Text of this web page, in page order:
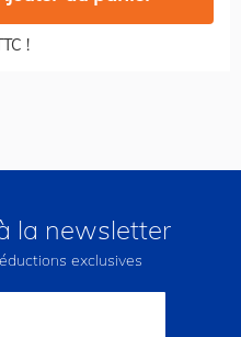
!
la newsletter
exclusives